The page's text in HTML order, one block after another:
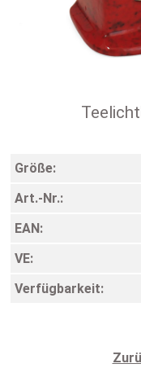
Größe:
Art.-Nr.:
EAN:
VE:
Verfügbarkeit: